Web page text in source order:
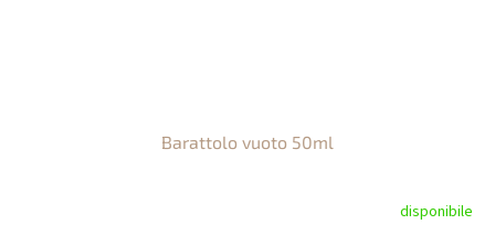
Barattolo vuoto 50ml
disponibile